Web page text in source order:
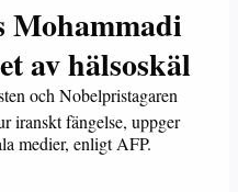
Mohammadi
av hälsoskäl
och Nobelpristagaren
iranskt fängelse, uppger
medier, enligt AFP.